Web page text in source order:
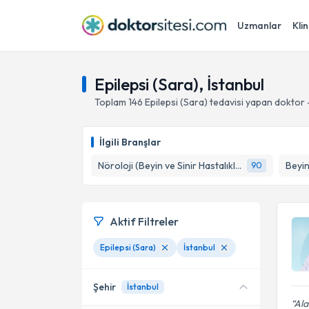
Uzmanlar
Epilepsi (Sara), İstanbul
Toplam 146 Epilepsi (Sara) tedavisi yapan doktor
İlgili Branşlar
Nöroloji (Beyin ve Sinir Hastalıkları)
90
Aktif Filtreler
Epilepsi (Sara) İstanbul
Şehir İstanbul